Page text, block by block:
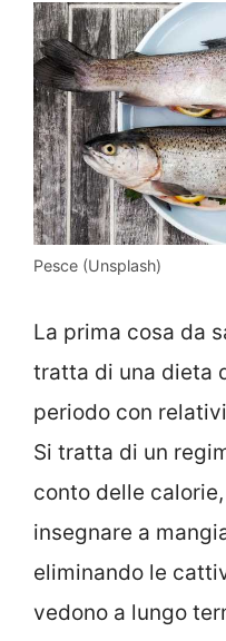
Pesce (Unsplash)
La prima cosa da
tratta di una dieta
periodo con
Si tratta di un
conto delle
insegnare a
eliminando le
vedono a lungo